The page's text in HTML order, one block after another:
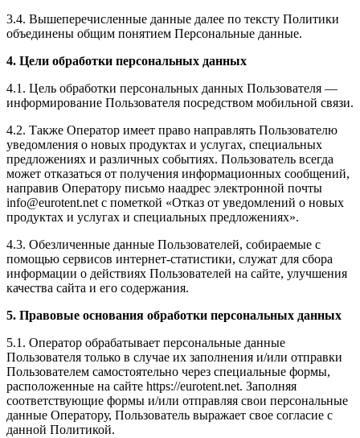
3.4. Вышеперечисленные данные далее по тексту Политики
объединены общим понятием Персональные данные.
4. Цели обработки персональных данных
4.1. Цель обработки персональных данных Пользователя —
информирование Пользователя посредством мобильной связи.
4.2. Также Оператор имеет право направлять Пользователю
уведомления о новых продуктах и услугах, специальных
предложениях и различных событиях. Пользователь всегда
может отказаться от получения информационных сообщений,
направив Оператору письмо наадрес электронной почты
info@eurotent.net с пометкой «Отказ от уведомлений о новых
продуктах и услугах и специальных предложениях».
4.3. Обезличенные данные Пользователей, собираемые с
помощью сервисов интернет-статистики, служат для сбора
информации о действиях Пользователей на сайте, улучшения
качества сайта и его содержания.
5. Правовые основания обработки персональных данных
5.1. Оператор обрабатывает персональные данные
Пользователя только в случае их заполнения и/или отправки
Пользователем самостоятельно через специальные формы,
расположенные на сайте https://eurotent.net. Заполняя
соответствующие формы и/или отправляя свои персональные
данные Оператору, Пользователь выражает свое согласие с
данной Политикой.